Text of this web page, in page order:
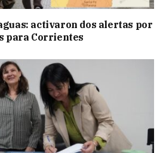
activaron dos alertas por
para Corrientes